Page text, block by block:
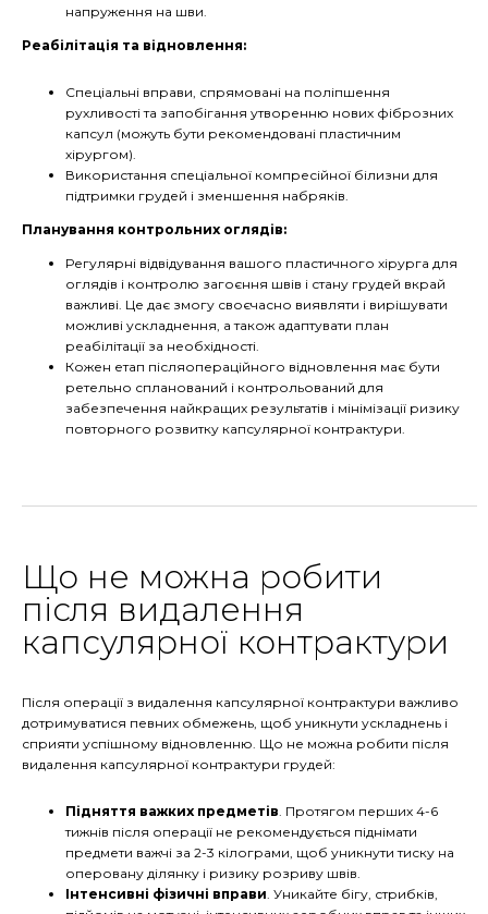
напруження на шви.
Реабілітація та відновлення:
Спеціальні вправи, спрямовані на поліпшення
рухливості та запобігання утворенню нових фіброзних
капсул (можуть бути рекомендовані пластичним
хірургом).
Використання спеціальної компресійної білизни для
підтримки грудей і зменшення набряків.
Планування контрольних оглядів:
Регулярні відвідування вашого пластичного хірурга для
оглядів і контролю загоєння швів і стану грудей вкрай
важливі. Це дає змогу своєчасно виявляти і вирішувати
можливі ускладнення, а також адаптувати план
реабілітації за необхідності.
Кожен етап післяопераційного відновлення має бути
ретельно спланований і контрольований для
забезпечення найкращих результатів і мінімізації ризику
повторного розвитку капсулярної контрактури.
Що не можна робити
після видалення
капсулярної контрактури
Після операції з видалення капсулярної контрактури важливо
дотримуватися певних обмежень, щоб уникнути ускладнень і
сприяти успішному відновленню. Що не можна робити після
видалення капсулярної контрактури грудей:
Підняття важких предметів . Протягом перших 4-6
тижнів після операції не рекомендується піднімати
предмети важчі за 2-3 кілограми, щоб уникнути тиску на
оперовану ділянку і ризику розриву швів.
Інтенсивні фізичні вправи . Уникайте бігу, стрибків,